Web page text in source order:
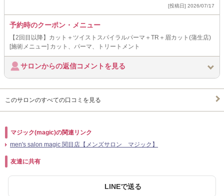
[投稿日] 2026/07/17
予約時のクーポン・メニュー
【2回目以降】カット＋ツイストスパイラルパーマ＋TR＋眉カット(蒲生店)
[施術メニュー] カット、パーマ、トリートメント
サロンからの返信コメントを見る
このサロンのすべての口コミを見る
マジック(magic)の関連リンク
men's salon magic 関目店【メンズサロン マジック】
友達に共有
LINEで送る